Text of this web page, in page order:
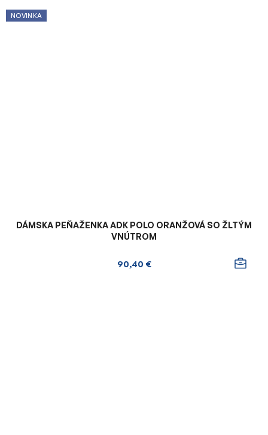
NOVINKA
DÁMSKA PEŇAŽENKA ADK POLO ORANŽOVÁ SO ŽLTÝM
VNÚTROM
90,40 €